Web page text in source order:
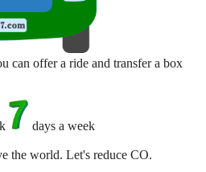
can offer a ride and transfer a box
days a week
the world. Let's reduce CO.